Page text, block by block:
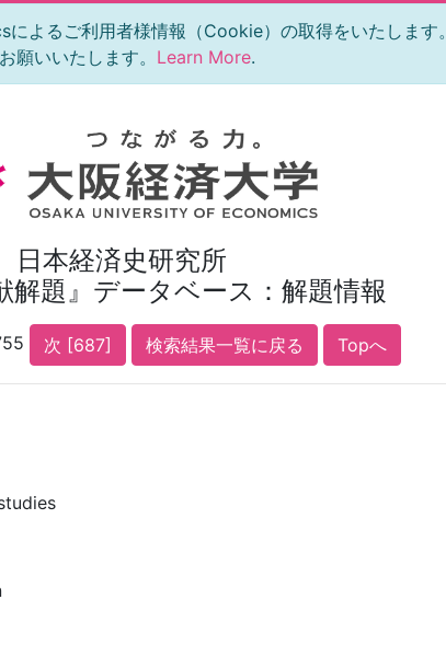
よるご利用者様情報（Cookie）の取得をいたします。
いいたします。 Learn More.
日本経済史研究所
解題』データベース：解題情報
次 [687] 検索結果一覧に戻る Topへ